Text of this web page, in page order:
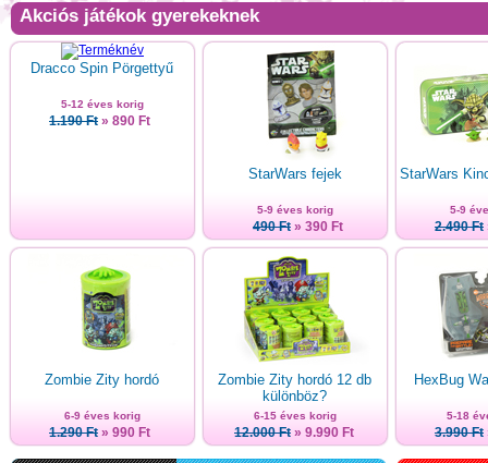
Akciós játékok gyerekeknek
Dracco Spin Pörgettyű
5-12 éves korig
1.190 Ft » 890 Ft
StarWars fejek
5-9 éves korig
490 Ft » 390 Ft
StarWars
5-9
2.490 Ft
Zombie Zity hordó
6-9 éves korig
1.290 Ft » 990 Ft
Zombie Zity hordó 12 db
különböz?
6-15 éves korig
12.000 Ft » 9.990 Ft
HexBug
5-18
3.990 Ft